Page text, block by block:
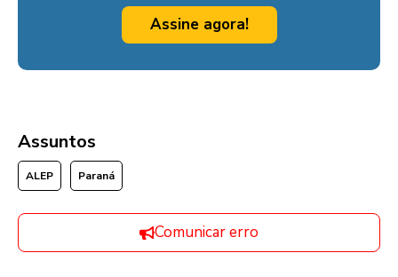
Assine agora!
Assuntos
ALEP Paraná
Comunicar erro